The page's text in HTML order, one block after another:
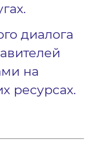
диалога
на
ресурсах.